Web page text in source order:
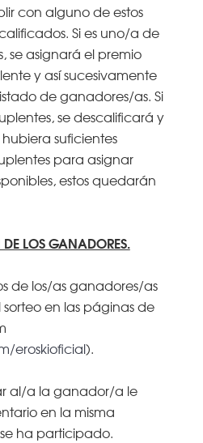
con alguno de estos
Si es uno/a de
se asignará el premio
y así sucesivamente
de ganadores/as. Si
se descalificará y
hubiera suficientes
para asignar
estos quedarán
LOS GANADORES.
de los/as ganadores/as
en las páginas de
eroskioficial).
al/a la ganador/a le
en la misma
ha participado.